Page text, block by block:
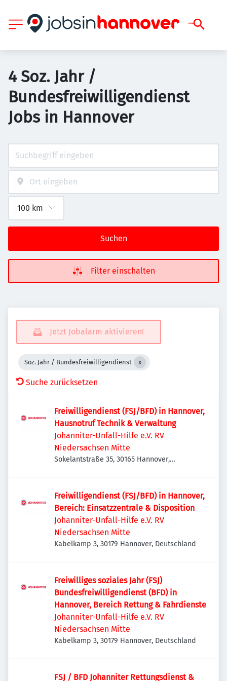
4 Soz. Jahr /
Bundesfreiwilligendienst
Jobs in Hannover
Suchen
Filter einschalten
Jetzt Jobalarm aktivieren!
Soz. Jahr / Bundesfreiwilligendienst
Suche zurücksetzen
Freiwilligendienst (FSJ/BFD) in Hannover,
Hausnotruf Technik & Verwaltung
Johanniter-Unfall-Hilfe e.V. RV
Niedersachsen Mitte
Sokelantstraße 35, 30165 Hannover,
Freiwilligendienst (FSJ/BFD) in Hannover,
Bereich: Einsatzzentrale & Disposition
Johanniter-Unfall-Hilfe e.V. RV
Niedersachsen Mitte
Kabelkamp 3, 30179 Hannover, Deutschland
Freiwilliges soziales Jahr (FSJ)
Bundesfreiwilligendienst (BFD) in
Hannover, Bereich Rettung & Fahrdienste
Johanniter-Unfall-Hilfe e.V. RV
Niedersachsen Mitte
Kabelkamp 3, 30179 Hannover, Deutschland
FSJ / BFD Johanniter Rettungsdienst &